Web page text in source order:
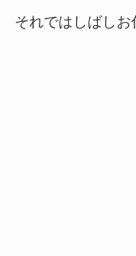
それではしばしお